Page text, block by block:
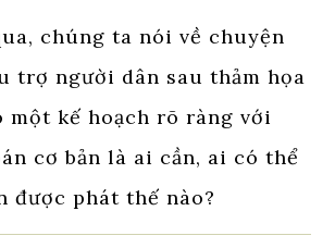
chúng ta nói về chuyện
trợ người dân sau thảm họa
một kế hoạch rõ ràng với
cơ bản là ai cần, ai có thể
được phát thế nào?